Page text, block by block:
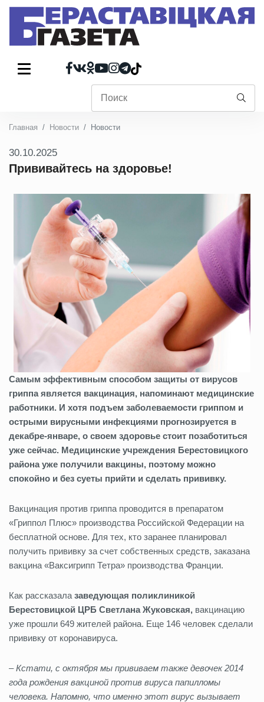
Главная Новости Новости
30.10.2025
Прививайтесь на здоровье!
Самым эффективным способом защиты от вирусов
гриппа является вакцинация, напоминают медицинские
работники. И хотя подъем заболеваемости гриппом и
острыми вирусными инфекциями прогнозируется в
декабре-январе, о своем здоровье стоит позаботиться
уже сейчас. Медицинские учреждения Берестовицкого
района уже получили вакцины, поэтому можно
спокойно и без суеты прийти и сделать прививку.
Вакцинация против гриппа проводится в препаратом
«Гриппол Плюс» производства Российской Федерации на
бесплатной основе. Для тех, кто заранее планировал
получить прививку за счет собственных средств, заказана
вакцина «Ваксигрипп Тетра» производства Франции.
Как рассказала заведующая поликлиникой
Берестовицкой ЦРБ Светлана Жуковская, вакцинацию
уже прошли 649 жителей района. Еще 146 человек сделали
прививку от коронавируса.
–Кстати, с октября мы прививаем также девочек 2014
года рождения вакциной против вируса папилломы
человека. Напомню, что именно этот вирус вызывает